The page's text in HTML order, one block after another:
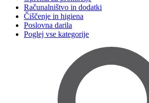
Računalništvo in dodatki
Čiščenje in higiena
Poslovna darila
Poglej vse kategorije